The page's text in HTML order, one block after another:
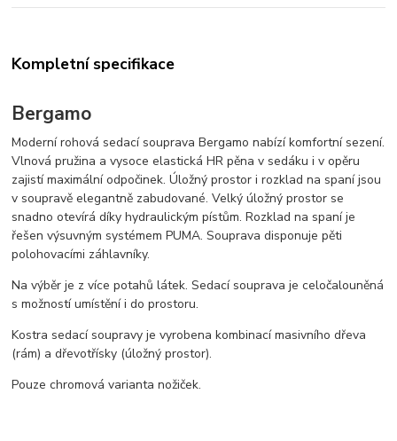
Kompletní specifikace
Bergamo
Moderní rohová sedací souprava Bergamo nabízí komfortní sezení.
Vlnová pružina a vysoce elastická HR pěna v sedáku i v opěru
zajistí maximální odpočinek. Úložný prostor i rozklad na spaní jsou
v soupravě elegantně zabudované. Velký úložný prostor se
snadno otevírá díky hydraulickým pístům. Rozklad na spaní je
řešen výsuvným systémem PUMA. Souprava disponuje pěti
polohovacími záhlavníky.
Na výběr je z více potahů látek. Sedací souprava je celočalouněná
s možností umístění i do prostoru.
Kostra sedací soupravy je vyrobena kombinací masivního dřeva
(rám) a dřevotřísky (úložný prostor).
Pouze chromová varianta nožiček.